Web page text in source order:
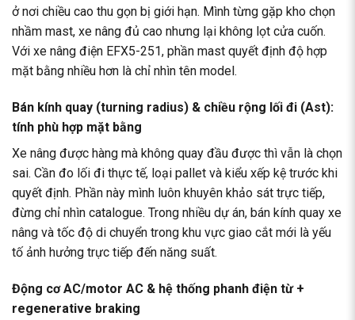
ở nơi chiều cao thu gọn bị giới hạn. Mình từng gặp kho chọn
nhầm mast, xe nâng đủ cao nhưng lại không lọt cửa cuốn.
Với xe nâng điện EFX5-251, phần mast quyết định độ hợp
mặt bằng nhiều hơn là chỉ nhìn tên model.
Bán kính quay (turning radius) & chiều rộng lối đi (Ast):
tính phù hợp mặt bằng
Xe nâng được hàng mà không quay đầu được thì vẫn là chọn
sai. Cần đo lối đi thực tế, loại pallet và kiểu xếp kệ trước khi
quyết định. Phần này mình luôn khuyên khảo sát trực tiếp,
đừng chỉ nhìn catalogue. Trong nhiều dự án, bán kính quay xe
nâng và tốc độ di chuyển trong khu vực giao cắt mới là yếu
tố ảnh hưởng trực tiếp đến năng suất.
Động cơ AC/motor AC & hệ thống phanh điện từ +
regenerative braking